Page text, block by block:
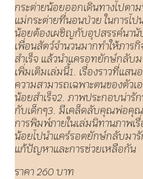
กระต่ายน้อยออกเดินทางไปต
แม่กระต่ายที่นอนป่วย ในการไ
น้อยต้องเผชิญกับอุปสรรค์นานั
เพื่อนสัตว์จำนวนมากทำให้ภาร
สำเร็จ แล้วนำแครอทยักษ์กลับ
เพิ่มเติมเล่มนี้1. เรื่องราวที่แส
ความสามารถเฉพาะตนของตัวเ
น้อยสำเร็จ2. ภาพประกอบน่ารั
กับเด็กๆ3. มีเคล็ดลับคุณพ่อคุ
การพิมพ์ภายในเล่มนิทานภาพเ
น้อยไปนำแคร์รอตยักษ์กลับมารั
แก้ปัญหาและการช่วยเหลือกัน
ราคา 260 บาท